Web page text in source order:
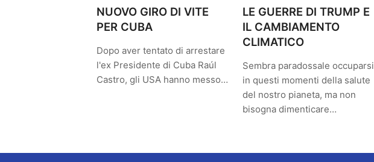
NUOVO GIRO DI VITE
PER CUBA
Dopo aver tentato di arrestare
l'ex Presidente di Cuba Raúl
Castro, gli USA hanno messo…
LE GUERRE DI TRUMP E
IL CAMBIAMENTO
CLIMATICO
Sembra paradossale occuparsi
in questi momenti della salute
del nostro pianeta, ma non
bisogna dimenticare…